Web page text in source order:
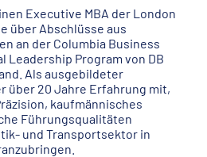
Executive MBA der London
über Abschlüsse aus
an der Columbia Business
Leadership Program von DB
Als ausgebildeter
über 20 Jahre Erfahrung mit,
kaufmännisches
Führungsqualitäten
und Transportsektor in